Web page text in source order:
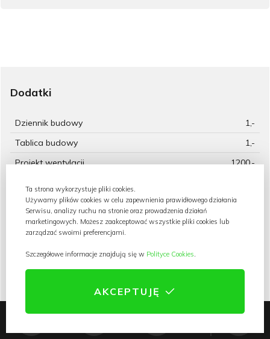
Dodatki
Dziennik budowy
1,-
Tablica budowy
1,-
Projekt wentylacji
1200,-
Projekt pompy ciepła
Kotłownia na paliwo stałe
Pakiet szamba szczelnego
Przydomowa oczyszczalnia
ścieków
egzemplarz projektu
Ta strona wykorzystuje pliki cookies.
Używamy plików cookies w celu zapewnienia prawidłowego działania
Serwisu, analizy ruchu na stronie oraz prowadzenia działań
marketingowych. Możesz zaakceptować wszystkie pliki cookies lub
zarządzać swoimi preferencjami.
Szczegółowe informacje znajdują się w Polityce Cookies.
AKCEPTUJĘ